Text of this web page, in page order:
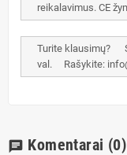
reikalavimus. CE
Turite klausimų?
val. Rašykite:
chat Komentarai (0)